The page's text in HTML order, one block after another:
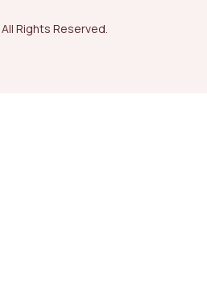
Rights Reserved.